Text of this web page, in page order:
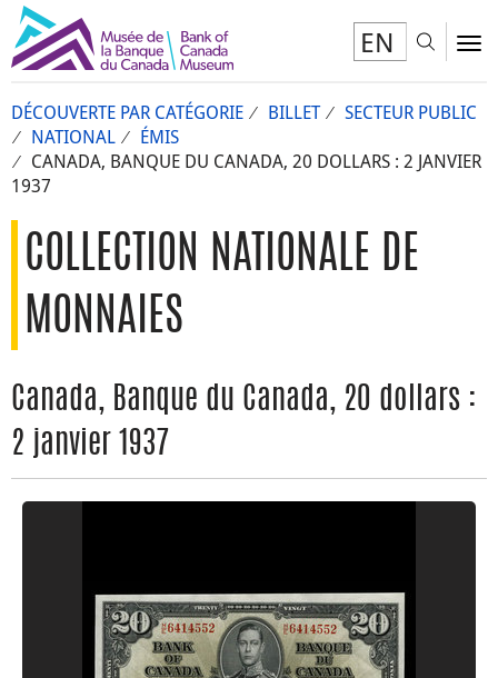
EN
DÉCOUVERTE PAR CATÉGORIE BILLET
SECTEUR PUBLIC
NATIONAL
ÉMIS
CANADA, BANQUE DU CANADA, 20 DOLLARS : 2 JANVIER
1937
COLLECTION NATIONALE DE
MONNAIES
Canada, Banque du Canada, 20 dollars :
2 janvier 1937